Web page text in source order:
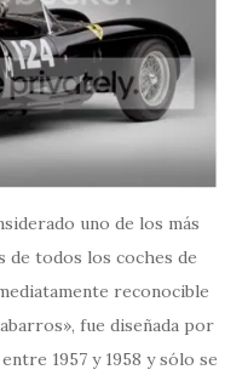
uno de los más
todos los coches de
reconocible
fue diseñada por
1957 y 1958 y sólo se